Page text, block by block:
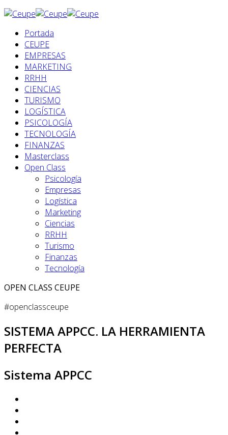
Portada
CEUPE
EMPRESAS
MARKETING
RRHH
CIENCIAS
TURISMO
LOGÍSTICA
PSICOLOGÍA
TECNOLOGÍA
FINANZAS
Masterclass
Open Class
Psicología
Empresas
Logística
Marketing
Ciencias
RRHH
Turismo
Finanzas
Tecnología
OPEN CLASS CEUPE
#openclassceupe
SISTEMA APPCC. LA HERRAMIENTA
PERFECTA
Sistema APPCC